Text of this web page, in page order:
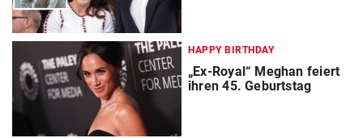
HAPPY BIRTHDAY
„Ex-Royal“ Meghan feiert
ihren 45. Geburtstag